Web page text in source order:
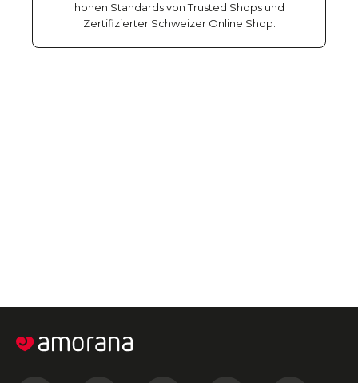
hohen Standards von Trusted Shops und
Zertifizierter Schweizer Online Shop.